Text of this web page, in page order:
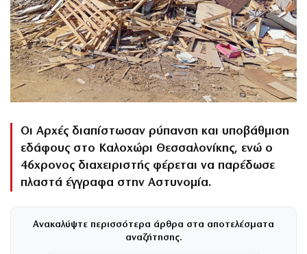
Οι Αρχές διαπίστωσαν ρύπανση και υποβάθμιση
εδάφους στο Καλοχώρι Θεσσαλονίκης, ενώ ο
46χρονος διαχειριστής φέρεται να παρέδωσε
πλαστά έγγραφα στην Αστυνομία.
Ανακαλύψτε περισσότερα άρθρα στα αποτελέσματα
αναζήτησης.